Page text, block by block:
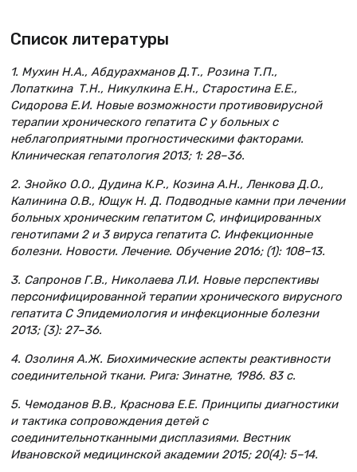
Список литературы
1. Мухин H.А., Абдурахманов Д.Т., Розина Т.П.,
Лопаткина Т.Н., Никулкина Е.Н., Старостина Е.Е.,
Сидорова Е.И. Новые возможности противовирусной
терапии хронического гепатита С у больных с
неблагоприятными прогностическими факторами.
Клиническая гепатология 2013; 1: 28–36.
2. Знойко О.О., Дудина К.Р., Козина А.Н., Ленкова Д.О.,
Калинина О.В., Ющук Н. Д. Подводные камни при лечении
больных хроническим гепатитом С, инфицированных
генотипами 2 и 3 вируса гепатита С. Инфекционные
болезни. Новости. Лечение. Обучение 2016; (1): 108–13.
3. Сапронов Г.В., Николаева Л.И. Новые перспективы
персонифицированной терапии хронического вирусного
гепатита С Эпидемиология и инфекционные болезни
2013; (3): 27–36.
4. Озолиня А.Ж. Биохимические аспекты реактивности
соединительной ткани. Рига: Зинатне, 1986. 83 с.
5. Чемоданов В.В., Краснова Е.Е. Принципы диагностики
и тактика сопровождения детей с
соединительнотканными дисплазиями. Вестник
Ивановской медицинской академии 2015; 20(4): 5–14.